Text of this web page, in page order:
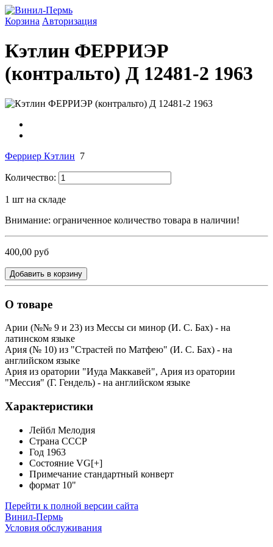
Корзина Авторизация
Кэтлин ФЕРРИЭР
(контральто) Д 12481-2 1963
Ферриер Кэтлин 7
Количество:
1 шт на складе
Внимание: ограниченное количество товара в наличии!
400,00 руб
Добавить в корзину
О товаре
Арии (№№ 9 и 23) из Мессы си минор (И. С. Бах) - на
латинском языке
Ария (№ 10) из "Страстей по Матфею" (И. С. Бах) - на
английском языке
Ария из оратории "Иуда Маккавей", Ария из оратории
"Мессия" (Г. Гендель) - на английском языке
Характеристики
Лейбл Мелодия
Страна СССР
Год 1963
Состояние VG[+]
Примечание стандартный конверт
формат 10"
Перейти к полной версии сайта
Винил-Пермь
Условия обслуживания